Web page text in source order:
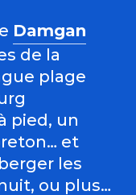
Damgan
de la
plage
pied, un
et
les
ou plus…